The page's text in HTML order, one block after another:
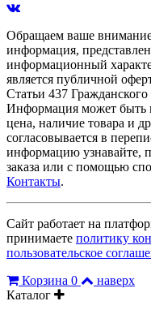
Обращаем ваше
информация,
информационный
является публичной
Статьи 437
Информация может быть
цена, наличие товара и
согласовывается в
информацию узнавайте,
заказа или с помощью
Контакты.
Сайт работает на
принимаете политику
пользовательское
Корзина 0
наверх
Каталог